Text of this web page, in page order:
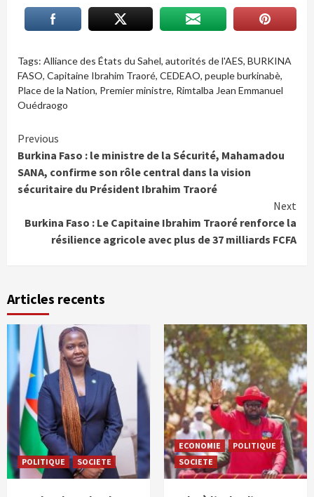
Tags: Alliance des États du Sahel, autorités de l'AES, BURKINA
FASO, Capitaine Ibrahim Traoré, CEDEAO, peuple burkinabè,
Place de la Nation, Premier ministre, Rimtalba Jean Emmanuel
Ouédraogo
Continue
Reading
Previous
Burkina Faso : le ministre de la Sécurité, Mahamadou
SANA, confirme son rôle central dans la vision
sécuritaire du Président Ibrahim Traoré
Next
Burkina Faso : Le Capitaine Ibrahim Traoré renforce la
résilience agricole avec plus de 37 milliards FCFA
Articles recents
POLITIQUE SOCIETE
ECONOMIE
POLITIQUE
SOCIETE